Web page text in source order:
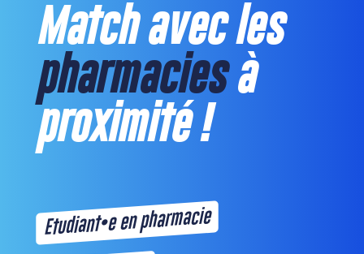
Match avec les
pharmaciesà
proximité !
Etudiant•e en pharmacie